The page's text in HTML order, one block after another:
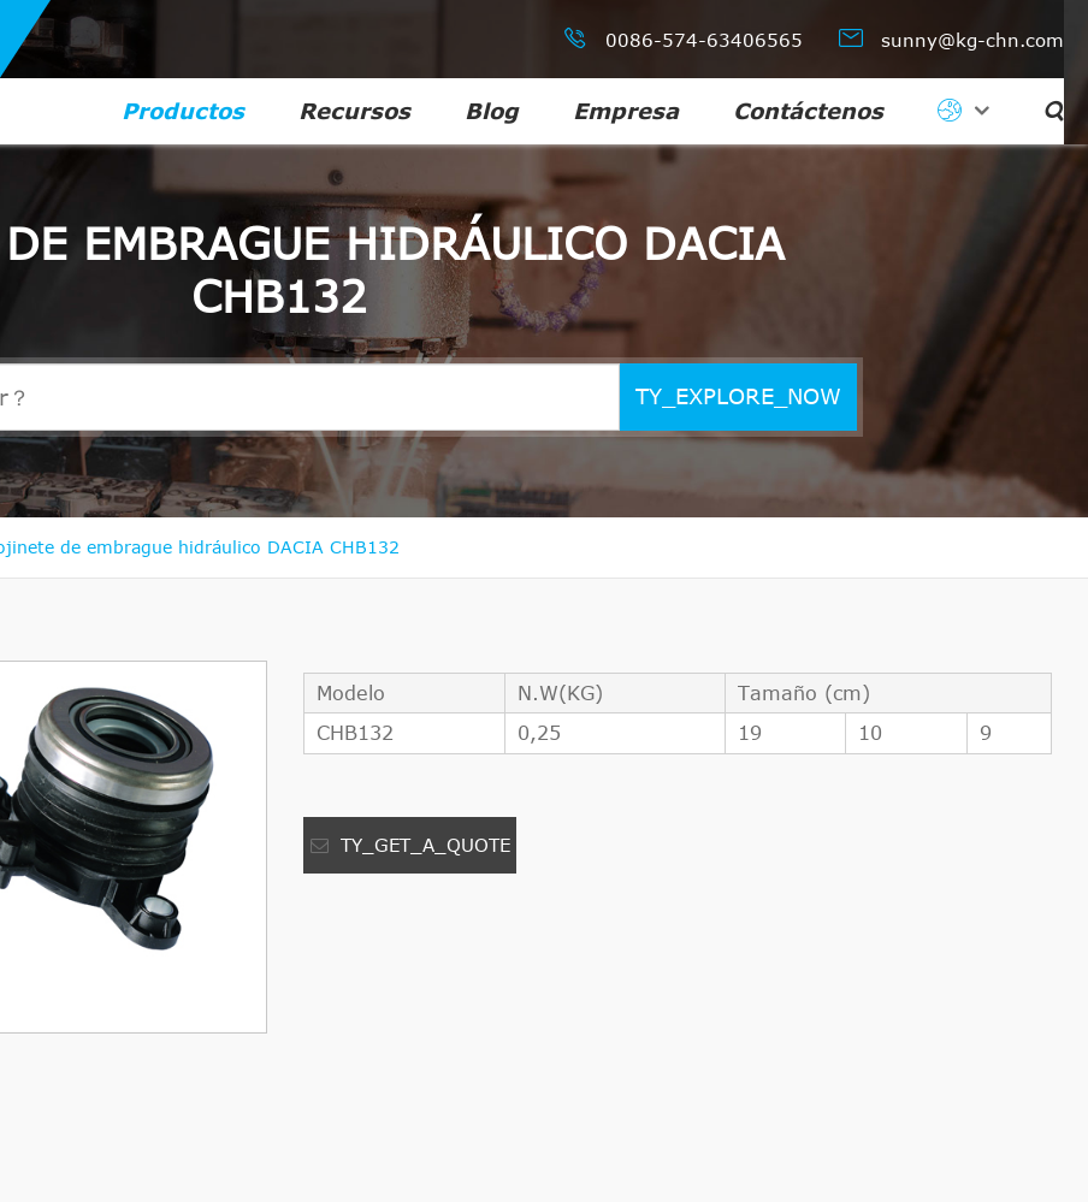
 0086-574-63406565  sunny@kg-chn.com
Productos Recursos Blog Empresa Contáctenos 
EMBRAGUE HIDRÁULICO DACIA
CHB132
TY_EXPLORE_NOW
de embrague hidráulico DACIA CHB132
Modelo N.W(KG)
Tamaño (cm)
CHB132
0,25 19 10 9
TY_GET_A_QUOTE